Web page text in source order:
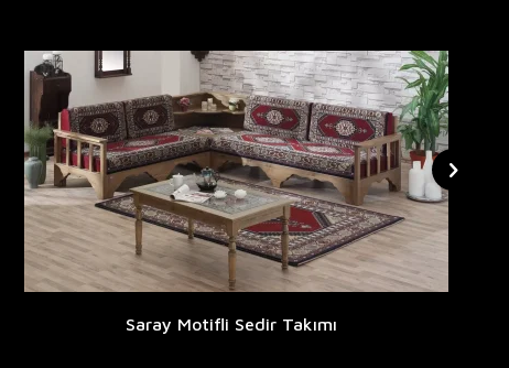
Saray Motifli Sedir Takımı